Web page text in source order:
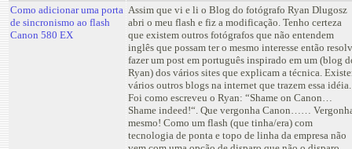
Como adicionar uma porta
de sincronismo ao flash
Canon 580 EX
Assim que vi e li o Blog do fotógrafo Ryan Dlugosz
abri o meu flash e fiz a modificação. Tenho certeza
que existem outros fotógrafos que não entendem
inglês que possam ter o mesmo interesse então
fazer um post em português inspirado em um (blog
Ryan) dos vários sites que explicam a técnica.
vários outros blogs na internet que trazem essa idéia.
Foi como escreveu o Ryan: “Shame on Canon…
Shame indeed!“. Que vergonha Canon……
mesmo! Como um flash (que tinha/era) com
tecnologia de ponta e topo de linha da empresa não